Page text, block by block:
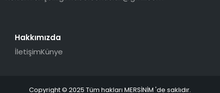
Hakkımızda
İletişimKünye
Copyright © 2025 Tüm hakları MERSİNİM 'de saklıdır.